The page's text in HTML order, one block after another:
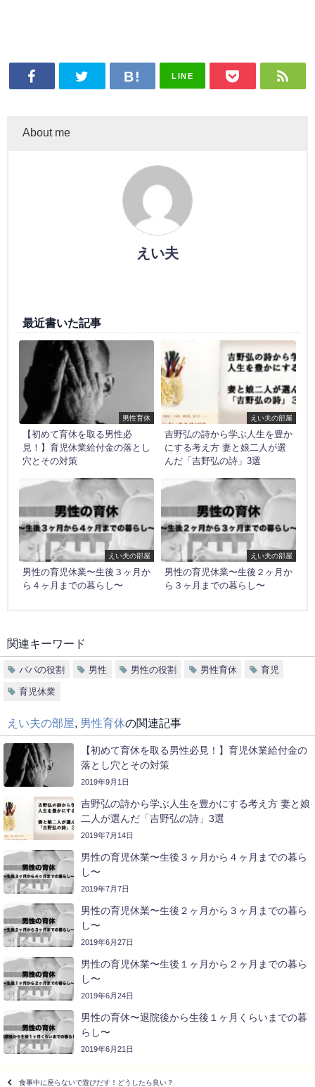
LINE
About me
えい夫
最近書いた記事
男性育休
【初めて育休を取る男性必
見！】育児休業給付金の落とし
穴とその対策
えい夫の部屋
吉野弘の詩から学ぶ人生を豊か
にする考え方 妻と娘二人が選
んだ「吉野弘の詩」3選
えい夫の部屋
男性の育児休業〜生後３ヶ月か
ら４ヶ月までの暮らし〜
えい夫の部屋
男性の育児休業〜生後２ヶ月か
ら３ヶ月までの暮らし〜
関連キーワード
パパの役割 男性 男性の役割 男性育休 育児
育児休業
えい夫の部屋, 男性育休の関連記事
【初めて育休を取る男性必見！】育児休業給付金の
落とし穴とその対策
2019年9月1日
吉野弘の詩から学ぶ人生を豊かにする考え方 妻と娘
二人が選んだ「吉野弘の詩」3選
2019年7月14日
男性の育児休業〜生後３ヶ月から４ヶ月までの暮ら
し〜
2019年7月7日
男性の育児休業〜生後２ヶ月から３ヶ月までの暮ら
し〜
2019年6月27日
男性の育児休業〜生後１ヶ月から２ヶ月までの暮ら
し〜
2019年6月24日
男性の育休〜退院後から生後１ヶ月くらいまでの暮
らし〜
2019年6月21日
食事中に座らないで遊びだす！どうしたら良い？